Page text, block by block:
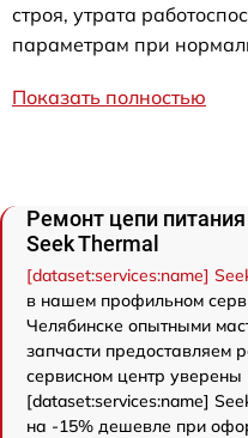
строя, утрата
параметрам при
Показать полностью
Ремонт цепи питания
Seek Thermal
[dataset:services:name]
в нашем профильном
Челябинске опытными
запчасти
сервисном центр уверены
[dataset:services:name]
на -15% дешевле при